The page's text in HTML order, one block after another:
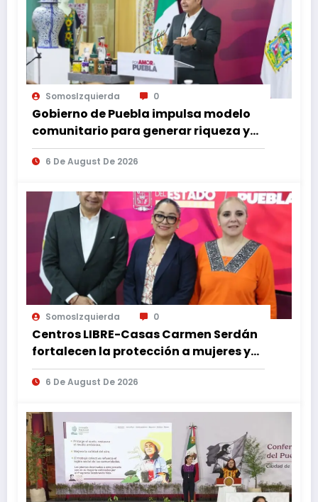
SomosIzquierda 0
Gobierno de Puebla impulsa modelo
comunitario para generar riqueza y
desarrollo
6 De August De 2026
SomosIzquierda 0
Centros LIBRE-Casas Carmen Serdán
fortalecen la protección a mujeres y
reducen feminicidios en Puebla
6 De August De 2026